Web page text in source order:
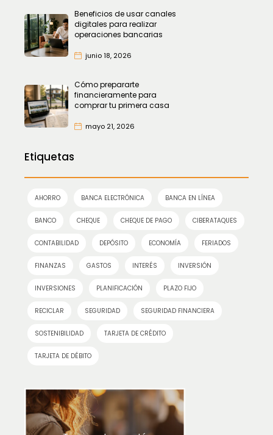
Beneficios de usar canales
digitales para realizar
operaciones bancarias
junio 18, 2026
Cómo prepararte
financieramente para
comprar tu primera casa
mayo 21, 2026
Etiquetas
AHORRO BANCA ELECTRÓNICA BANCA EN LÍNEA
BANCO CHEQUE CHEQUE DE PAGO CIBERATAQUES
CONTABILIDAD DEPÓSITO ECONOMÍA FERIADOS
FINANZAS GASTOS INTERÉS INVERSIÓN
INVERSIONES PLANIFICACIÓN PLAZO FIJO
RECICLAR SEGURIDAD SEGURIDAD FINANCIERA
SOSTENIBILIDAD TARJETA DE CRÉDITO
TARJETA DE DÉBITO